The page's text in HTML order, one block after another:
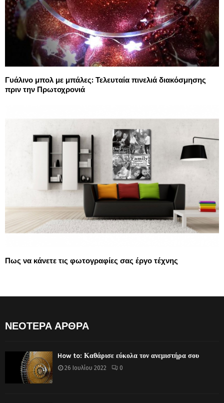
Γυάλινο μπολ με μπάλες: Τελευταία πινελιά διακόσμησης
πριν την Πρωτοχρονιά
Πως να κάνετε τις φωτογραφίες σας έργο τέχνης
ΝΕΟΤΕΡΑ ΑΡΘΡΑ
How to: Καθάρισε εύκολα τον ανεμιστήρα σου
26 Ιουλίου 2022 0